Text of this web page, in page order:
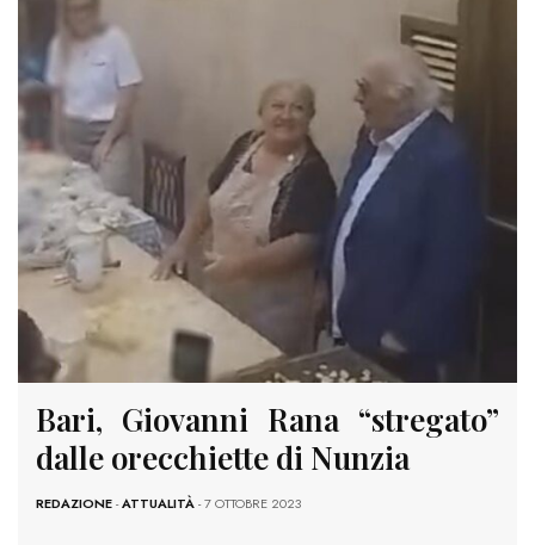
Bari, Giovanni Rana “stregato”
dalle orecchiette di Nunzia
REDAZIONE-ATTUALITÀ- 7 OTTOBRE 2023